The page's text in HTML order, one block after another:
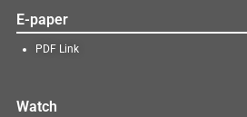
E-paper
PDF Link
Watch